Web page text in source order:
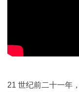
21 世纪前二十一年